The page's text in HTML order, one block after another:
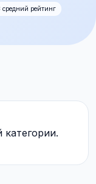
средний рейтинг